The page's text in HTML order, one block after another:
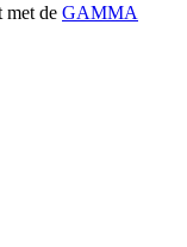
met de GAMMA